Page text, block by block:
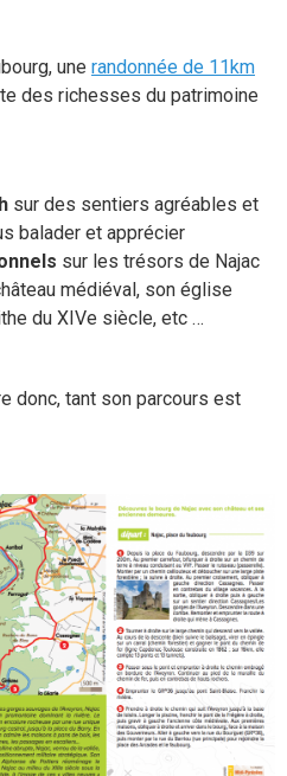
une randonnée de 11km
des richesses du patrimoine
sur des sentiers agréables et
balader et apprécier
sur les trésors de Najac
médiéval, son église
du XIVe siècle, etc …
donc, tant son parcours est